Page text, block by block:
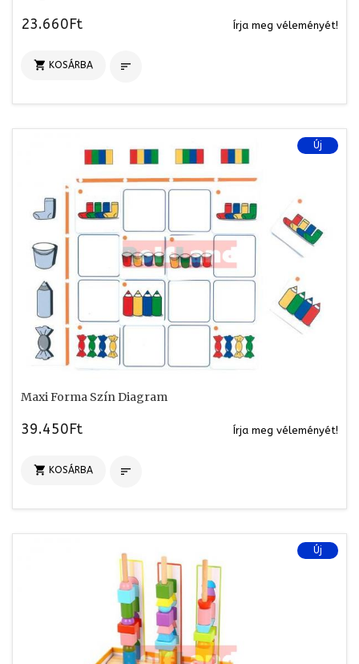
23.660Ft Írja meg véleményét!
 KOSÁRBA 
Új
Maxi Forma Szín Diagram
39.450Ft Írja meg véleményét!
 KOSÁRBA 
Új